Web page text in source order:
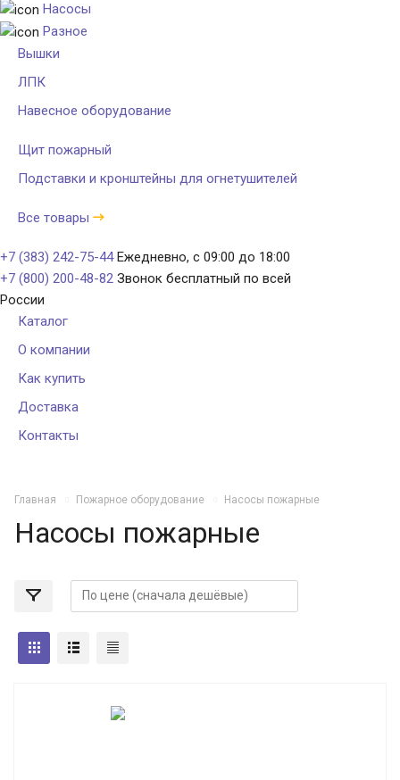
Насосы
Разное
Вышки
ЛПК
Навесное оборудование
Щит пожарный
Подставки и кронштейны для огнетушителей
Все товары
+7 (383) 242-75-44 Ежедневно, с 09:00 до 18:00
+7 (800) 200-48-82 Звонок бесплатный по всей
России
Каталог
О компании
Как купить
Доставка
Контакты
Главная Пожарное оборудование Насосы пожарные
Насосы пожарные